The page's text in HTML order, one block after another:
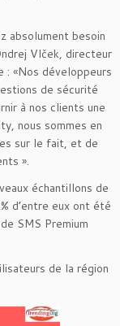
absolument besoin
Vlček, directeur
«Nos développeurs
de sécurité
à nos clients une
nous sommes en
sur le fait, et de
».
échantillons de
d’entre eux ont été
SMS Premium
de la région